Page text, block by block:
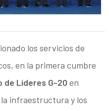
los servicios de
en la primera cumbre
de Líderes G-20 en
infraestructura y los